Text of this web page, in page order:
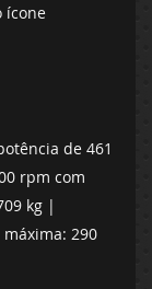
ícone
de 461
rpm com
kg |
290